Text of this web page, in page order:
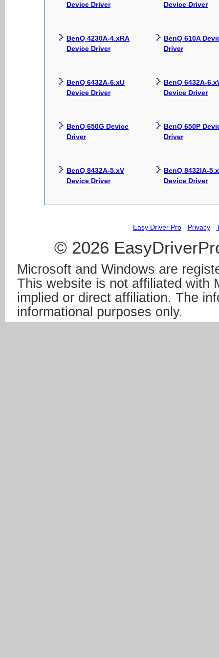
Device Driver Device Driver
BenQ 4230A-4.xRA
Device Driver
BenQ 610A
Driver
BenQ 6432A-6.xU
Device Driver
BenQ 6432A-
Device Driver
BenQ 650G Device
Driver
BenQ 650P
Driver
BenQ 8432A-5.xV
Device Driver
BenQ 8432IA-
Device Driver
Easy Driver Pro- Privacy-
© 2026
Microsoft and Windows are
This website is not affiliated with
implied or direct affiliation. The
informational purposes only.